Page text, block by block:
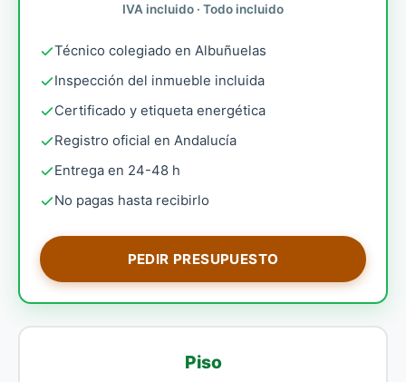
IVA incluido · Todo incluido
Técnico colegiado en Albuñuelas
Inspección del inmueble incluida
Certificado y etiqueta energética
Registro oficial en Andalucía
Entrega en 24-48 h
No pagas hasta recibirlo
PEDIR PRESUPUESTO
Piso